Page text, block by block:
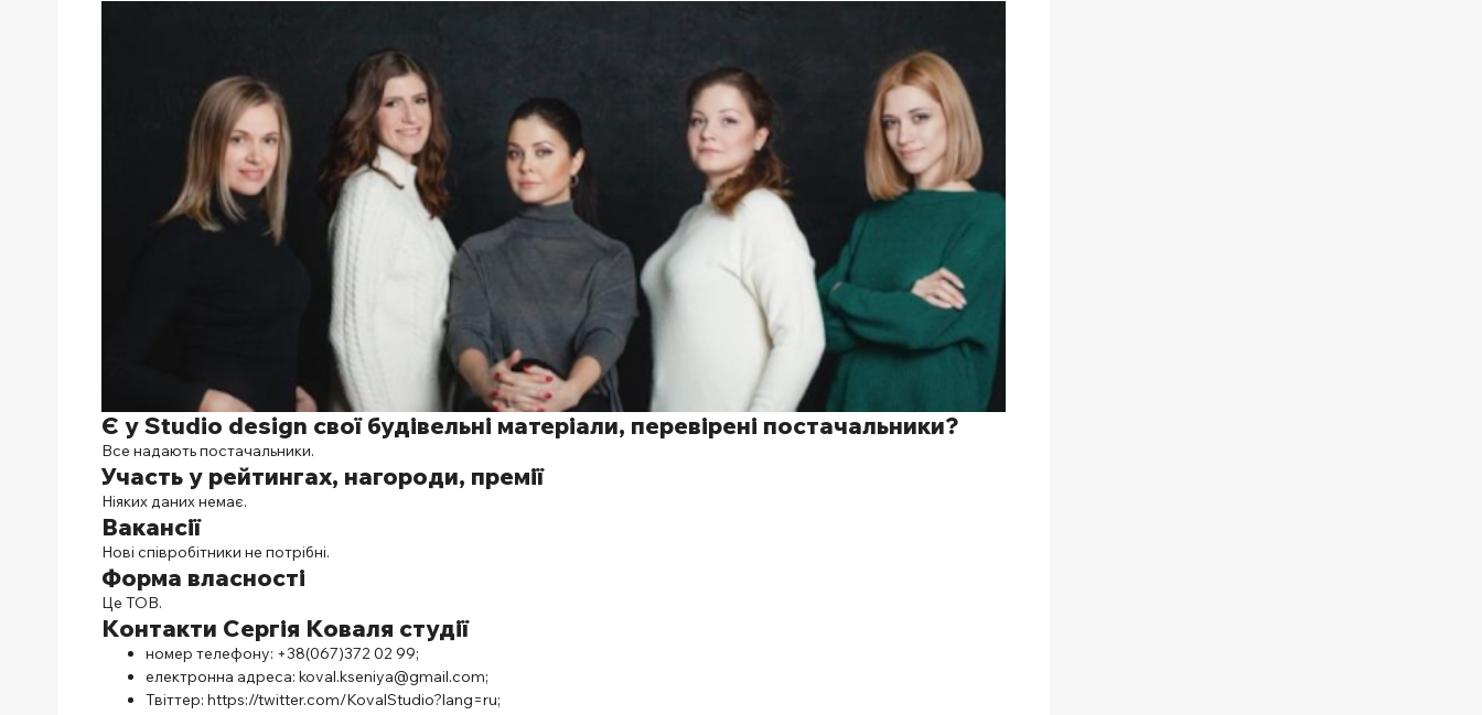
Є у Studio design свої будівельні матеріали, перевірені постачальники?
Все надають постачальники.
Участь у рейтингах, нагороди, премії
Ніяких даних немає.
Вакансії
Нові співробітники не потрібні.
Форма власності
Це ТОВ.
Контакти Сергія Коваля студії
номер телефону: +38(067)372 02 99;
електронна адреса: koval.kseniya@gmail.com;
Твіттер: https://twitter.com/KovalStudio?lang=ru;